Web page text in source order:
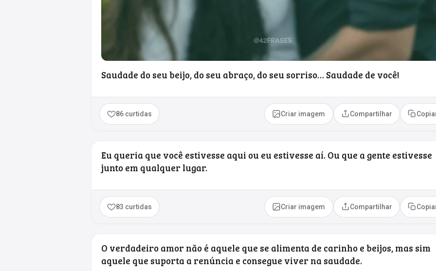
Saudade do seu beijo, do seu abraço, do seu sorriso… Saudade de você!
86 curtidas Criar imagem Compartilhar
Eu queria que você estivesse aqui ou eu estivesse aí. Ou que a gente estivesse
junto em qualquer lugar.
83 curtidas Criar imagem Compartilhar
O verdadeiro amor não é aquele que se alimenta de carinho e beijos, mas sim
aquele que suporta a renúncia e consegue viver na saudade.